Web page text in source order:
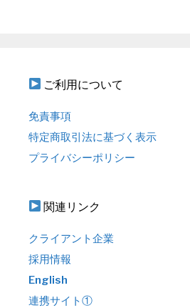
ご利用について
免責事項
特定商取引法に基づく表示
プライバシーポリシー
関連リンク
クライアント企業
採用情報
English
連携サイト①